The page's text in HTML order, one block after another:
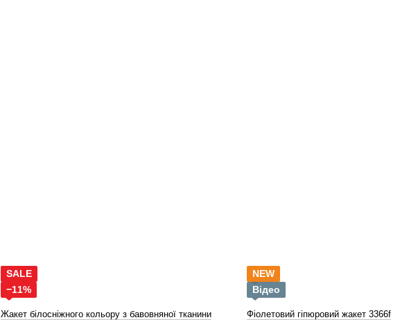
SALE
−11%
Жакет білосніжного кольору з бавовняної тканини
NEW
Відео
Фіолетовий гіпюровий жакет 3366f